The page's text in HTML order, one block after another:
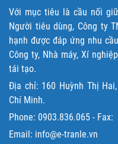
Với mục tiêu là cầu nối
Người tiêu dùng, Công ty
hạnh được đáp ứng nhu
Công ty, Nhà máy, Xí
tái tạo.
Địa chỉ: 160 Huỳnh Thị Hai,
Chí Minh.
Phone: 0903.836.065 - Fax:
Email: info@e-tranle.vn